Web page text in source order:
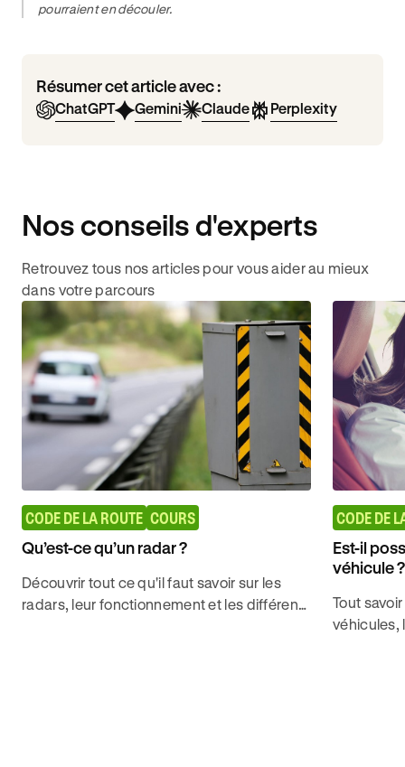
pourraient en découler.
Résumer cet article avec :
ChatGPT Gemini Claude Perplexity
Nos conseils d'experts
Retrouvez tous nos articles pour vous aider au mieux
dans votre parcours
CODE DE LA ROUTE COURS
Qu’est-ce qu’un radar ?
Découvrir tout ce qu'il faut savoir sur les
radars, leur fonctionnement et les différents
CODE DE
Est-il
véhicule ?
Tout
véhicules,